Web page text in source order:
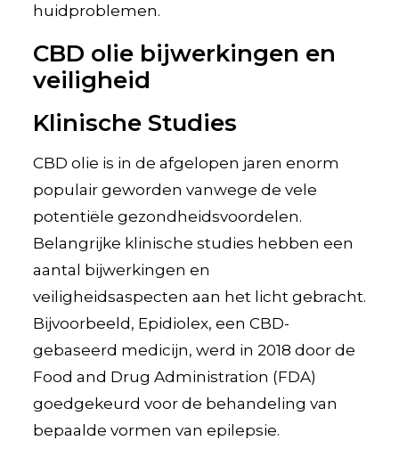
huidproblemen.
CBD olie bijwerkingen en
veiligheid
Klinische Studies
CBD olie is in de afgelopen jaren enorm
populair geworden vanwege de vele
potentiële gezondheidsvoordelen.
Belangrijke klinische studies hebben een
aantal bijwerkingen en
veiligheidsaspecten aan het licht gebracht.
Bijvoorbeeld, Epidiolex, een CBD-
gebaseerd medicijn, werd in 2018 door de
Food and Drug Administration (FDA)
goedgekeurd voor de behandeling van
bepaalde vormen van epilepsie.